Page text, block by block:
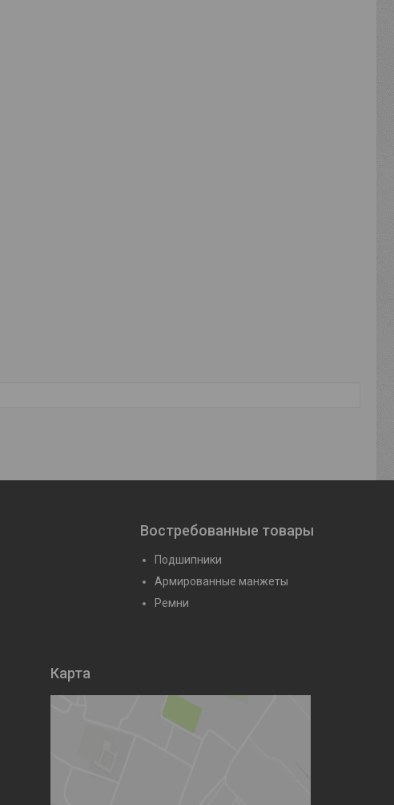
Востребованные товары
Подшипники
Армированные манжеты
Ремни
Карта